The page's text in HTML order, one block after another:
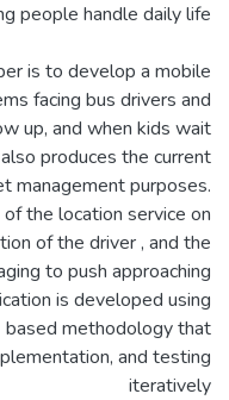
is to develop a mobile
facing bus drivers and
up, and when kids wait
produces the current
management purposes.
the location service on
of the driver , and the
to push approaching
is developed using
based methodology that
and testing
iteratively